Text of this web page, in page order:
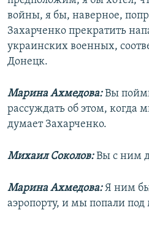
войны, я бы, наверное,
Захарченко прекратить
украинских военных,
Донецк.
Марина Ахмедова:Вы
рассуждать об этом, когда
думает Захарченко.
Михаил Соколов:Вы с ним
Марина Ахмедова:Я ним
аэропорту, и мы попали